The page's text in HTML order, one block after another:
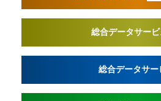
総合データサー
総合データサー